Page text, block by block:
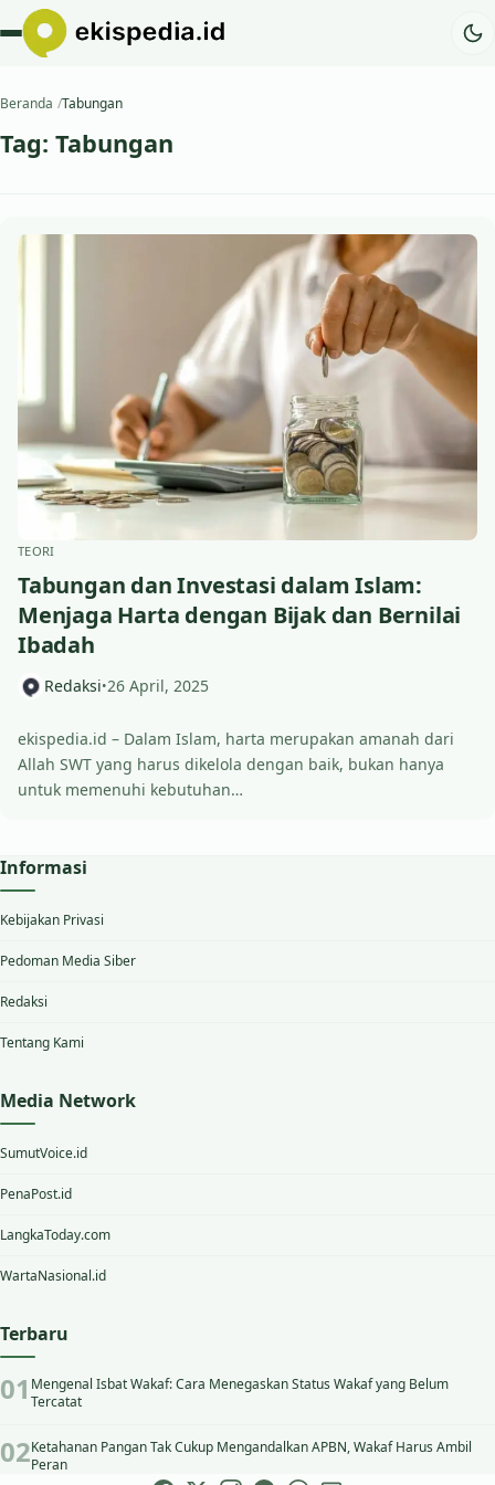
Beranda Tabungan
Tag: Tabungan
TEORI
Tabungan dan Investasi dalam Islam:
Menjaga Harta dengan Bijak dan Bernilai
Ibadah
Redaksi•26 April, 2025
ekispedia.id – Dalam Islam, harta merupakan amanah dari
Allah SWT yang harus dikelola dengan baik, bukan hanya
untuk memenuhi kebutuhan…
Informasi
Kebijakan Privasi
Pedoman Media Siber
Redaksi
Tentang Kami
Media Network
SumutVoice.id
PenaPost.id
LangkaToday.com
WartaNasional.id
Terbaru
Mengenal Isbat Wakaf: Cara Menegaskan Status Wakaf yang Belum
Tercatat
Ketahanan Pangan Tak Cukup Mengandalkan APBN, Wakaf Harus Ambil
Peran